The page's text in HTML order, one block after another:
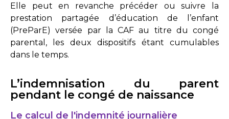
Elle peut en revanche précéder ou suivre la
prestation partagée d’éducation de l’enfant
(PreParE) versée par la CAF au titre du congé
parental, les deux dispositifs étant cumulables
dans le temps.
L’indemnisation du parent
pendant le congé de naissance
Le calcul de l'indemnité journalière